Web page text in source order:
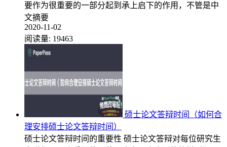
要作为很重要的一部分起到承上启下的作用，不管是中
文摘要
2020-11-02
阅读量: 19463
硕士论文答辩时间（如何合
理安排硕士论文答辩时间）
硕士论文答辩时间的重要性 硕士论文答辩对每位研究生